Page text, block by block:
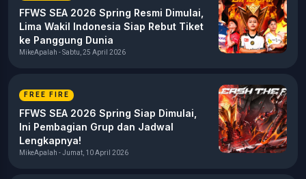
FFWS SEA 2026 Spring Resmi Dimulai,
Lima Wakil Indonesia Siap Rebut Tiket
ke Panggung Dunia
MikeApalah - Sabtu, 25 April 2026
FREE FIRE
FFWS SEA 2026 Spring Siap Dimulai,
Ini Pembagian Grup dan Jadwal
Lengkapnya!
MikeApalah - Jumat, 10 April 2026